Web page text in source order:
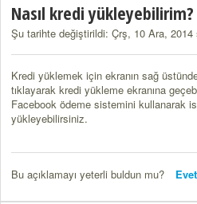
Nasıl kredi yükleyebilirim?
Şu tarihte değiştirildi: Çrş, 10 Ara, 2014
Kredi yüklemek için ekranın sağ
tıklayarak kredi yükleme ekranına
Facebook ödeme sistemini kullanarak
yükleyebilirsiniz.
Bu açıklamayı yeterli buldun mu? Evet